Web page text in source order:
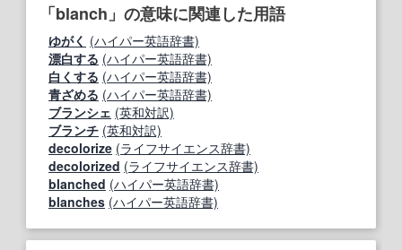
「blanch」の意味に関連した用語
ゆがく (ハイパー英語辞書)
漂白する (ハイパー英語辞書)
白くする (ハイパー英語辞書)
青ざめる (ハイパー英語辞書)
ブランシェ (英和対訳)
ブランチ (英和対訳)
decolorize (ライフサイエンス辞書)
decolorized (ライフサイエンス辞書)
blanched (ハイパー英語辞書)
blanches (ハイパー英語辞書)